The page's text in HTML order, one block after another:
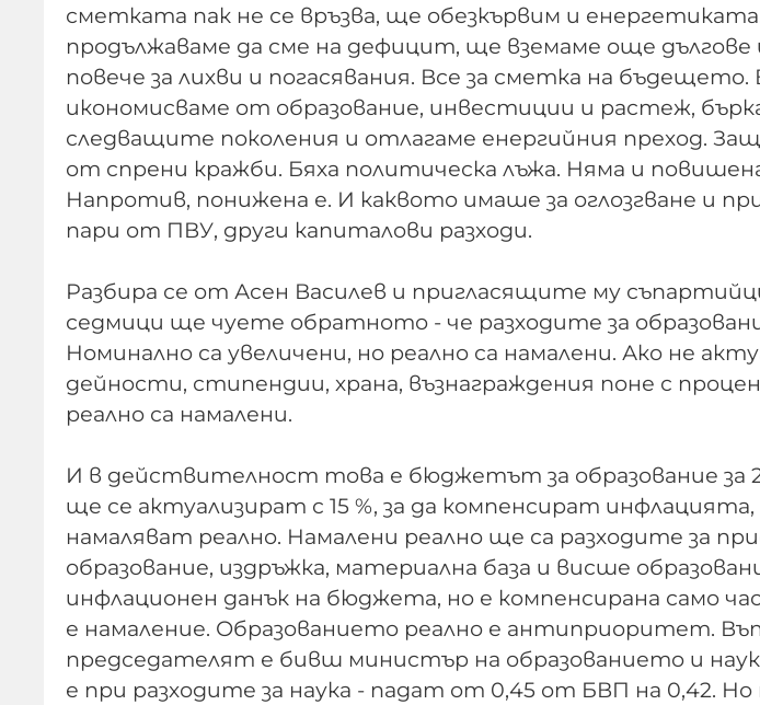
сметката пак не се връзва, ще обезкървим и
продължаваме да сме на дефицит, ще вземаме още
повече за лихви и погасявания. Все за сметка на
икономисваме от образование, инвестиции и растеж,
следващите поколения и отлагаме енергийния преход.
от спрени кражби. Бяха политическа лъжа. Няма и
Напротив, понижена е. И каквото имаше за оглозгване и
пари от ПВУ, други капиталови разходи.
Разбира се от Асен Василев и пригласящите му
седмици ще чуете обратното - че разходите за
Номинално са увеличени, но реално са намалени. Ако не
дейности, стипендии, храна, възнаграждения поне с
реално са намалени.
И в действителност това е бюджетът за образование за
ще се актуализират с 15 %, за да компенсират
намаляват реално. Намалени реално ще са разходите за
образование, издръжка, материална база и висше
инфлационен данък на бюджета, но е компенсирана само
е намаление. Образованието реално е антиприоритет.
председателят е бивш министър на образованието и
е при разходите за наука - падат от 0,45 от БВП на 0,42. Но